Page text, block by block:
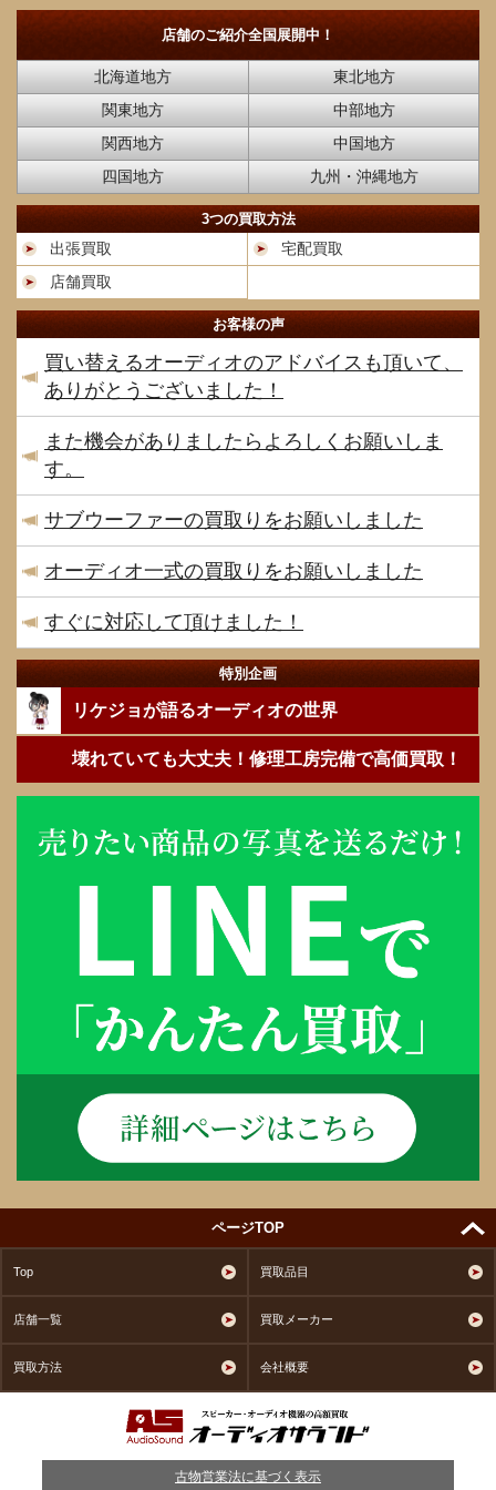
店舗のご紹介全国展開中！
北海道地方
東北地方
関東地方
中部地方
関西地方
中国地方
四国地方
九州・沖縄地方
3つの買取方法
出張買取
宅配買取
店舗買取
お客様の声
買い替えるオーディオのアドバイスも頂いて、
ありがとうございました！
また機会がありましたらよろしくお願いしま
す。
サブウーファーの買取りをお願いしました
オーディオ一式の買取りをお願いしました
すぐに対応して頂けました！
特別企画
リケジョが語るオーディオの世界
壊れていても大丈夫！修理工房完備で高価買取！
ページTOP
Top 買取品目
店舗一覧 買取メーカー
買取方法 会社概要
古物営業法に基づく表示